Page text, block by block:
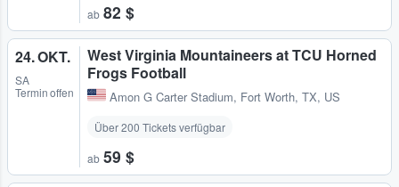
ab 82 $
24. OKT.
SA
Termin offen
West Virginia Mountaineers at TCU Horned
Frogs Football
Amon G Carter Stadium, Fort Worth, TX, US
Über 200 Tickets verfügbar
ab 59 $